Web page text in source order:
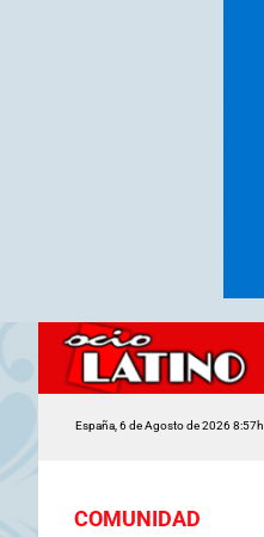
España, 6 de Agosto de 2026 8:57h
COMUNIDAD